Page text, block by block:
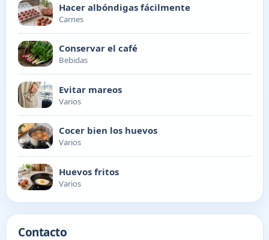
Hacer albóndigas fácilmente
Carnes
Conservar el café
Bebidas
Evitar mareos
Varios
Cocer bien los huevos
Varios
Huevos fritos
Varios
Contacto